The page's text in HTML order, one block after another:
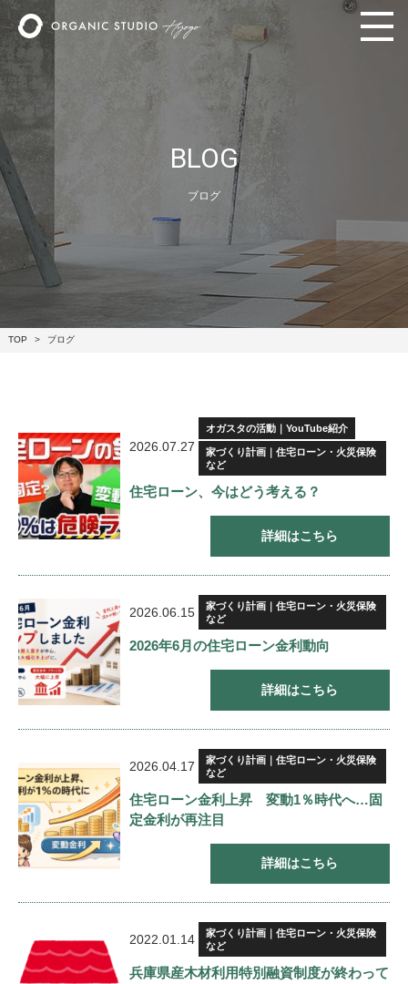
BLOG
ブログ
TOP ブログ
2026.07.27
オガスタの活動｜YouTube紹介
家づくり計画｜住宅ローン・火災保険
など
住宅ローン、今はどう考える？
詳細はこちら
2026.06.15
家づくり計画｜住宅ローン・火災保険
など
2026年6月の住宅ローン金利動向
詳細はこちら
2026.04.17
家づくり計画｜住宅ローン・火災保険
など
住宅ローン金利上昇 変動1％時代へ…固
定金利が再注目
詳細はこちら
2022.01.14
家づくり計画｜住宅ローン・火災保険
など
兵庫県産木材利用特別融資制度が終わって